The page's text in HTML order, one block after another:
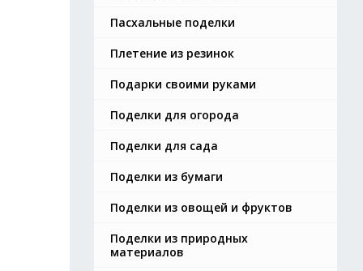
Пасхальные поделки
Плетение из резинок
Подарки своими руками
Поделки для огорода
Поделки для сада
Поделки из бумаги
Поделки из овощей и фруктов
Поделки из природных
материалов